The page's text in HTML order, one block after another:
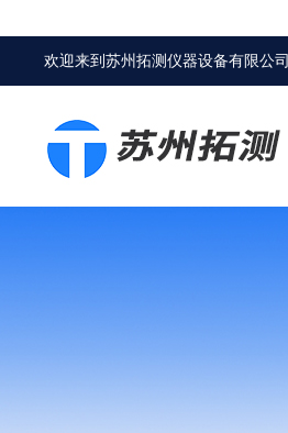
欢迎来到苏州拓测仪器设备有限公司